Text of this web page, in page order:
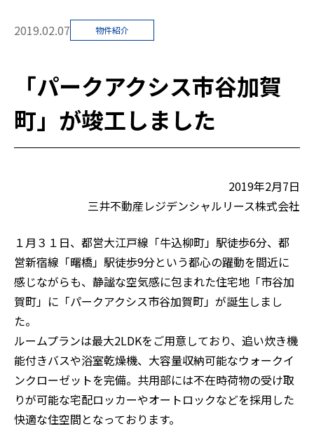
採用情報
2019.02.07 物件紹介
「パークアクシス市谷加賀
町」が竣工しました
2019年2月7日
三井不動産レジデンシャルリース株式会社
１月３１日、都営大江戸線「牛込柳町」駅徒歩6分、都
営新宿線「曙橋」駅徒歩9分という都心の躍動を間近に
感じながらも、静謐な空気感に包まれた住宅地「市谷加
賀町」に「パークアクシス市谷加賀町」が誕生しまし
た。
ルームプランは最大2LDKをご用意しており、追い炊き機
能付きバスや浴室乾燥機、大容量収納可能なウォークイ
ンクローゼットを完備。共用部には不在時荷物の受け取
りが可能な宅配ロッカーやオートロックなどを採用した
快適な住空間となっております。